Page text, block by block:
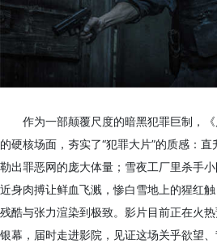
作为一部颠覆尺度的暗黑犯罪巨制，《
的硬核场面，夯实了“犯罪大片”的质感：
勒出罪恶网的庞大体量；雪夜工厂里杀手
近身肉搏让鲜血飞溅，惨白雪地上的猩红
残酷与张力渲染到极致。影片目前正在火
银幕，届时走进影院，见证这场关乎欲望